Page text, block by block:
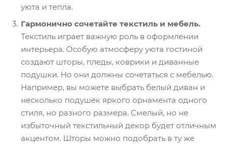
уюта и тепла.
Гармонично сочетайте текстиль и мебель.
Текстиль играет важную роль в оформлении
интерьера. Особую атмосферу уюта гостиной
создают шторы, пледы, коврики и диванные
подушки. Но они должны сочетаться с мебелью.
Например, вы можете выбрать белый диван и
несколько подушек яркого орнамента одного
стиля, но разного размера. Смелый, но не
избыточный текстильный декор будет отличным
акцентом. Шторы можно подобрать в ту же